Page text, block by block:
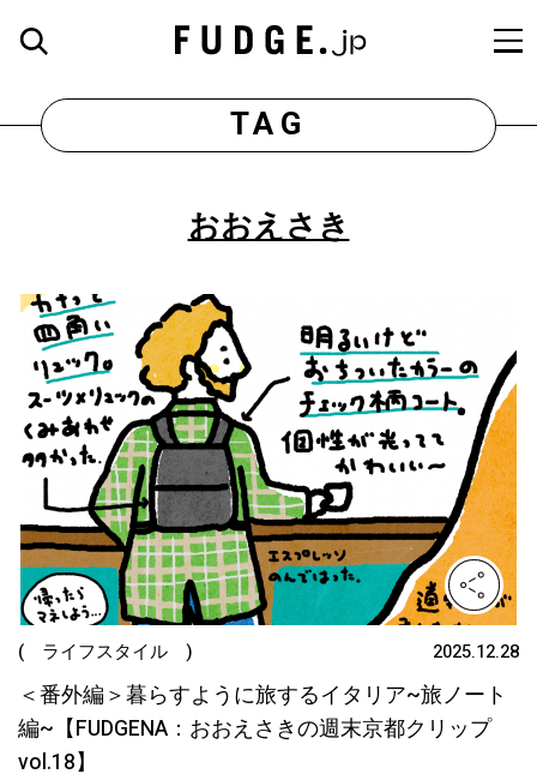
TAG
おおえさき
( ライフスタイル ) 2025.12.28
＜番外編＞暮らすように旅するイタリア~旅ノート
編~【FUDGENA：おおえさきの週末京都クリップ
vol.18】